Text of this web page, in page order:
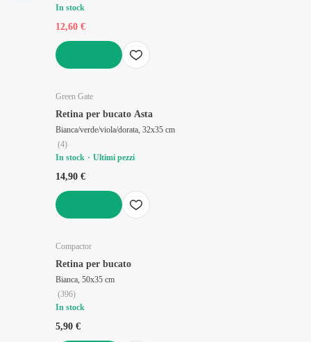
In stock
12,60 €
Green Gate
Retina per bucato Asta
Bianca/verde/viola/dorata, 32x35 cm
(4)
In stock
Ultimi pezzi
14,90 €
Compactor
Retina per bucato
Bianca, 50x35 cm
(396)
In stock
5,90 €